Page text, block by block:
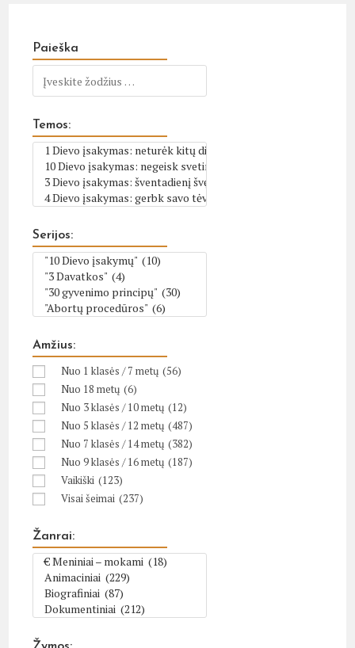
Paieška
Temos:
Serijos:
Amžius:
Nuo 1 klasės / 7 metų (56)
Nuo 18 metų (6)
Nuo 3 klasės / 10 metų (12)
Nuo 5 klasės / 12 metų (487)
Nuo 7 klasės / 14 metų (382)
Nuo 9 klasės / 16 metų (187)
Vaikiški (123)
Visai šeimai (237)
Žanrai: